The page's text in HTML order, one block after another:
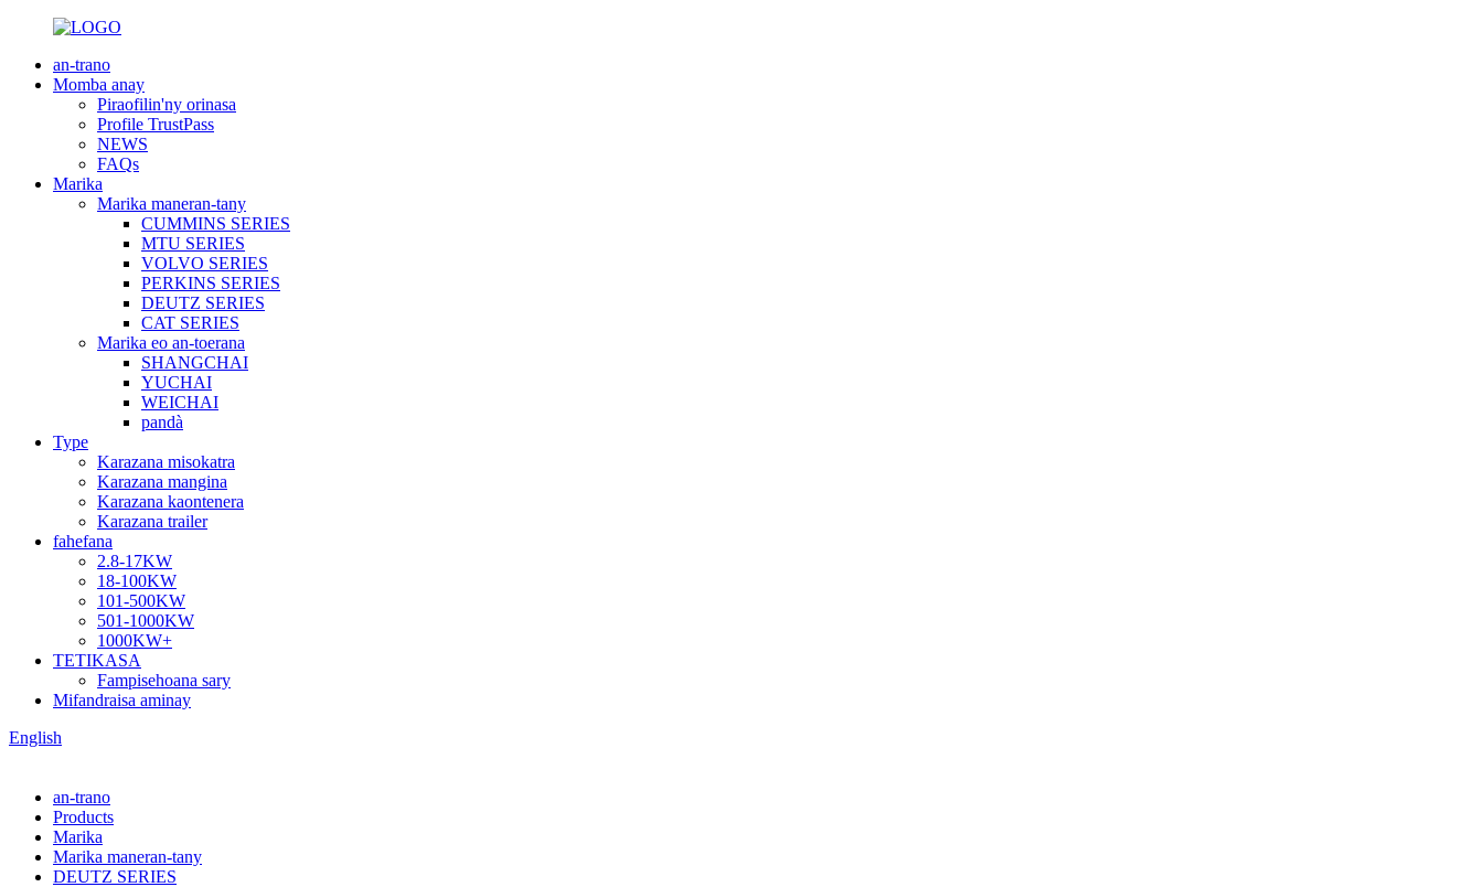
an-trano
Momba anay
Piraofilin'ny orinasa
Profile TrustPass
NEWS
FAQs
Marika
Marika maneran-tany
CUMMINS SERIES
MTU SERIES
VOLVO SERIES
PERKINS SERIES
DEUTZ SERIES
CAT SERIES
Marika eo an-toerana
SHANGCHAI
YUCHAI
WEICHAI
pandà
Type
Karazana misokatra
Karazana mangina
Karazana kaontenera
Karazana trailer
fahefana
2.8-17KW
18-100KW
101-500KW
501-1000KW
1000KW+
TETIKASA
Fampisehoana sary
Mifandraisa aminay
English
an-trano
Products
Marika
Marika maneran-tany
DEUTZ SERIES